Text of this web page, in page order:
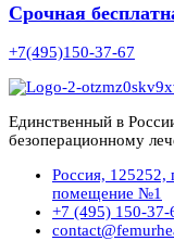
Срочная
+7(495)150-37-67
Единственный в
безоперационному
Россия, 125252,
помещение №1
+7 (495) 150-37-